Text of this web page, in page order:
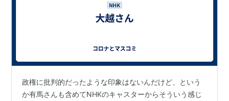
政権に批判的だったような印象はないんだけど、という
か有馬さんも含めてNHKのキャスターからそういう感じ